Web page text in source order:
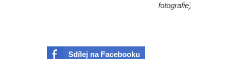
fotografie)
Sdílej na Facebooku